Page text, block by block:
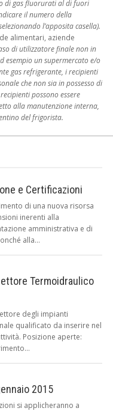
di gas fluorurati al di fuori
il numero della
l’apposita casella).
alimentari, aziende
di utilizzatore finale non in
esempio un supermercato e/o
gas refrigerante, i recipienti
che non sia in possesso di
possono essere
alla manutenzione interna,
del frigorista.
e Certificazioni
di una nuova risorsa
inerenti alla
amministrativa e di
alla...
Termoidraulico
degli impianti
qualificato da inserire nel
Posizione aperte:
2015
si applicheranno a